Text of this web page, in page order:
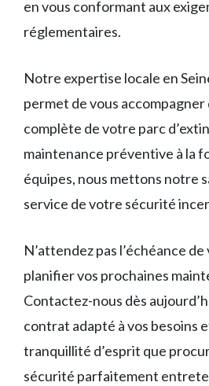
en vous conformant aux
réglementaires.
Notre expertise locale en
permet de vous accompagner
complète de votre parc
maintenance préventive à la
équipes, nous mettons notre
service de votre sécurité
N’attendez pas l’échéance
planifier vos prochaines
Contactez-nous dès
contrat adapté à vos besoins
tranquillité d’esprit que
sécurité parfaitement